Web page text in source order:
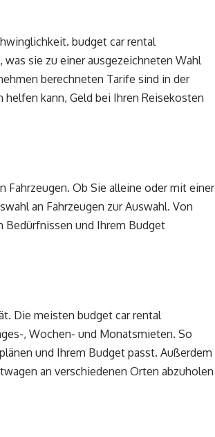
budget car rental
sie zu einer ausgezeichneten Wahl
berechneten Tarife sind in der
kann, Geld bei Ihren Reisekosten
Fahrzeugen. Ob Sie alleine oder mit einer
an Fahrzeugen zur Auswahl. Von
Bedürfnissen und Ihrem Budget
Die meisten budget car rental
, Wochen- und Monatsmieten. So
und Ihrem Budget passt. Außerdem
an verschiedenen Orten abzuholen